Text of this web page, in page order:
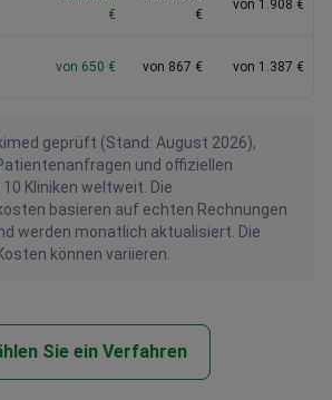
€
€
von 1.908 €
von 650 € von 867 € von 1.387 €
geprüft (Stand: August 2026),
und offiziellen
Kliniken weltweit. Die
basieren auf echten Rechnungen
werden monatlich aktualisiert. Die
können variieren.
Sie ein Verfahren